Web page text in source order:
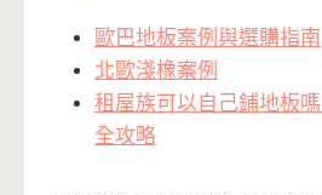
歐巴地板案例與選購指南
北歐淺橡案例
租屋族可以自己鋪地板
全攻略